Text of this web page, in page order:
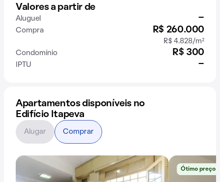
Valores a partir de
Aluguel -
Compra R$ 260.000
R$ 4.828/m²
Condomínio
R$ 300
IPTU -
Apartamentos disponíveis no
Edifício Itapeva
Ótimo preço
Alugar Comprar